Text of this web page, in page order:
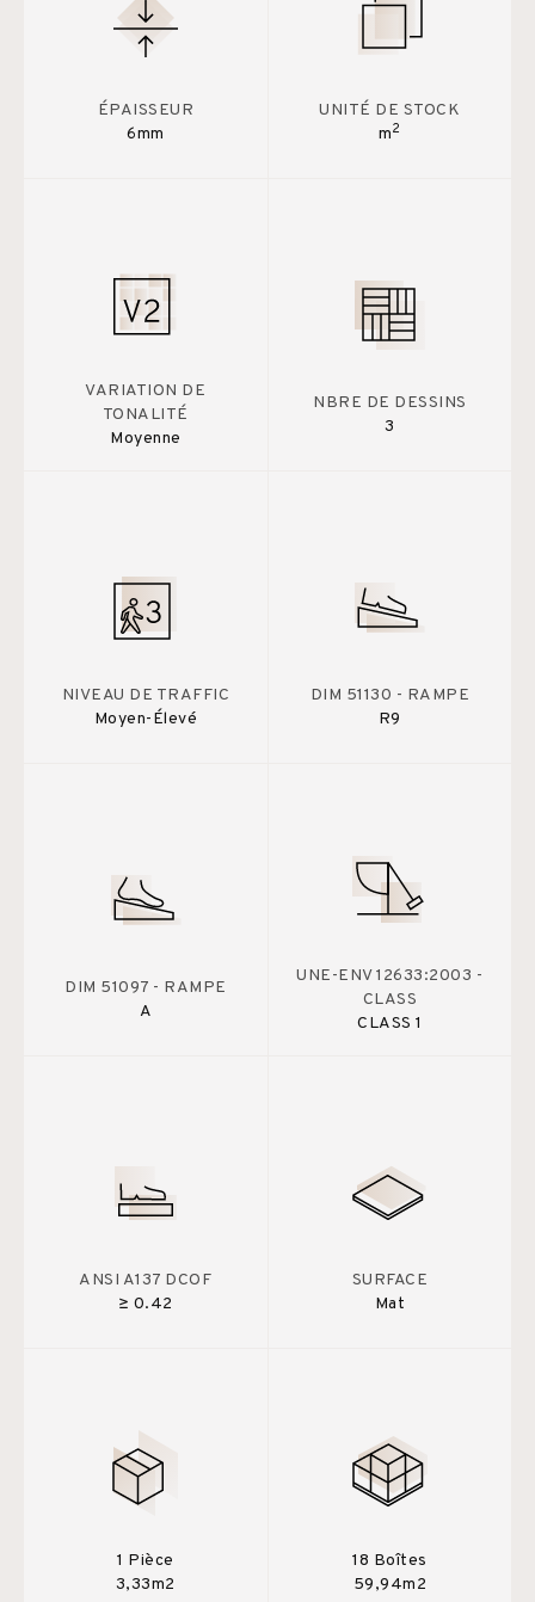
ÉPAISSEUR
6mm
UNITÉ DE STOCK
m2
VARIATION DE
TONALITÉ
Moyenne
NBRE DE DESSINS
3
NIVEAU DE TRAFFIC
Moyen-Élevé
DIM 51130 - RAMPE
R9
DIM 51097 - RAMPE
A
UNE-ENV 12633:2003 -
CLASS
CLASS 1
ANSI A137 DCOF
≥ 0.42
SURFACE
Mat
1 Pièce
3,33m2
18 Boîtes
59,94m2